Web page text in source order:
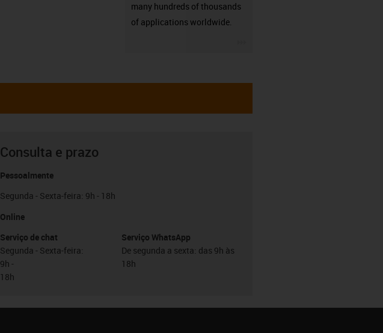
many hundreds of thousands
of applications worldwide.
Consulta e prazo
Pessoalmente
Segunda - Sexta-feira: 9h - 18h
Online
Serviço de chat
Segunda - Sexta-feira:
9h -
18h
Serviço WhatsApp
De segunda a sexta: das 9h às
18h